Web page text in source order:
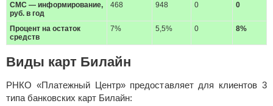
СМС — информирование,
руб. в год
468 948 0 0
Процент на остаток
средств
7% 5,5% 0 8%
Виды карт Билайн
РНКО «Платежный Центр» предоставляет для клиентов 3
типа банковских карт Билайн: